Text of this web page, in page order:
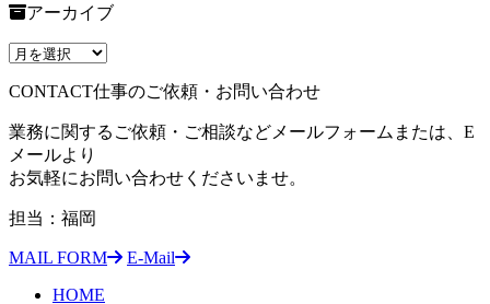
アーカイブ
CONTACT仕事のご依頼・お問い合わせ
業務に関するご依頼・ご相談などメールフォームまたは、E
メールより
お気軽にお問い合わせくださいませ。
担当：福岡
MAIL FORM
E-Mail
HOME